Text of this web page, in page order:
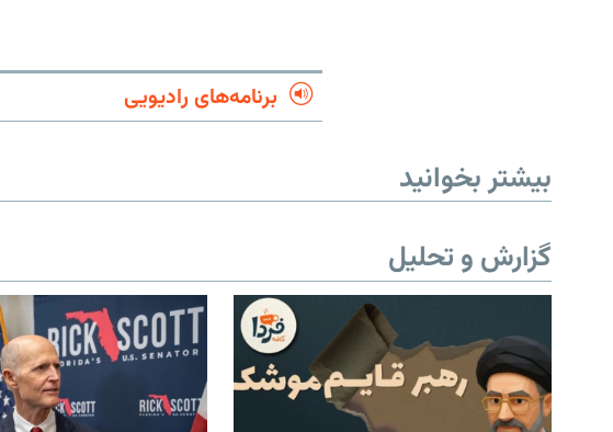
برنامه‌های رادیویی
بیشتر بخوانید
گزارش و تحلیل